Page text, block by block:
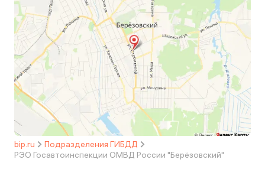
bip.ru
Подразделения ГИБДД
РЭО Госавтоинспекции ОМВД России "Берёзовский"